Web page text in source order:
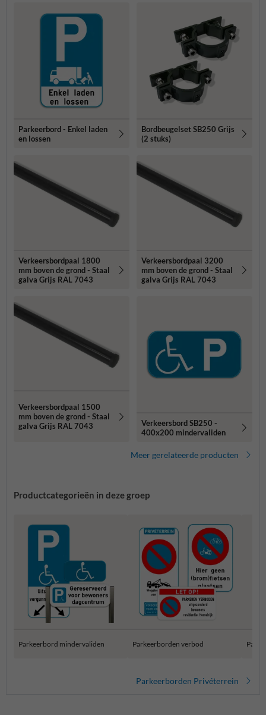
Parkeerbord - Enkel laden
en lossen
Bordbeugelset SB250 Grijs
(2 stuks)
Verkeersbordpaal 1800
mm boven de grond - Staal
galva Grijs RAL 7043
Verkeersbordpaal 3200
mm boven de grond - Staal
galva Grijs RAL 7043
Verkeersbordpaal 1500
mm boven de grond - Staal
galva Grijs RAL 7043
Verkeersbord SB250 -
400x200 mindervaliden
Meer gerelateerde producten
Productcategorieën in deze groep
Parkeerbord mindervaliden Parkeerborden verbod
Parkeerborden Privéterrein